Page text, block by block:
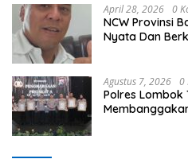
April 28, 2026 0
NCW Provinsi
Nyata Dan
Agustus 7, 2026 0
Polres Lombok